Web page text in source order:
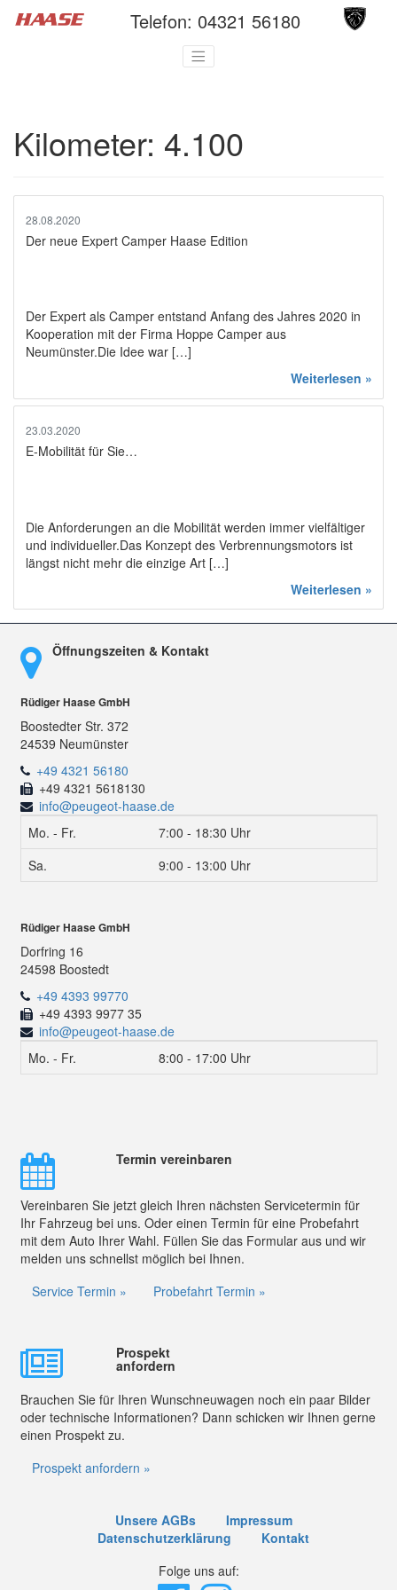
Telefon: 04321 56180
Kilometer: 4.100
28.08.2020
Der neue Expert Camper Haase Edition
Der Expert als Camper entstand Anfang des Jahres 2020 in
Kooperation mit der Firma Hoppe Camper aus
Neumünster.Die Idee war […]
Weiterlesen »
23.03.2020
E-Mobilität für Sie…
Die Anforderungen an die Mobilität werden immer vielfältiger
und individueller.Das Konzept des Verbrennungsmotors ist
längst nicht mehr die einzige Art […]
Weiterlesen »
Öffnungszeiten & Kontakt
Rüdiger Haase GmbH
Boostedter Str. 372
24539 Neumünster
+49 4321 56180
+49 4321 5618130
info@peugeot-haase.de
Mo. - Fr.
7:00 - 18:30 Uhr
Sa.
9:00 - 13:00 Uhr
Rüdiger Haase GmbH
Dorfring 16
24598 Boostedt
+49 4393 99770
+49 4393 9977 35
info@peugeot-haase.de
Mo. - Fr.
8:00 - 17:00 Uhr
Termin vereinbaren
Vereinbaren Sie jetzt gleich Ihren nächsten Servicetermin für
Ihr Fahrzeug bei uns. Oder einen Termin für eine Probefahrt
mit dem Auto Ihrer Wahl. Füllen Sie das Formular aus und wir
melden uns schnellst möglich bei Ihnen.
Service Termin »
Probefahrt Termin »
Prospekt
anfordern
Brauchen Sie für Ihren Wunschneuwagen noch ein paar Bilder
oder technische Informationen? Dann schicken wir Ihnen gerne
einen Prospekt zu.
Prospekt anfordern »
Unsere AGBs
Impressum
Datenschutzerklärung
Kontakt
Folge uns auf: